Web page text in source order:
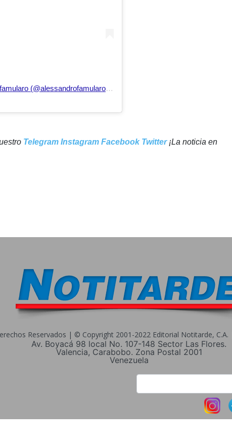
Una publicación compartida de Alessandro famularo (@alessandrofamularo11)
Telegram Instagram Facebook Twitter¡La noticia en
Reservados | © Copyright 2001-2022 Editorial Notitarde, C.A.
Av. Boyacá 98 local No. 107-148 Sector Las Flores.
Valencia, Carabobo. Zona Postal 2001
Venezuela